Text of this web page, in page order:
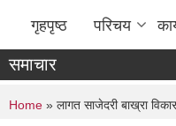
गृहपृष्ठ परिचय
समाचार
You are here
Home » लागत साजेदरी बाख्रा